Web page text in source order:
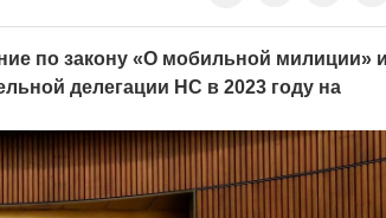
по закону «О мобильной милиции» и
делегации НС в 2023 году на